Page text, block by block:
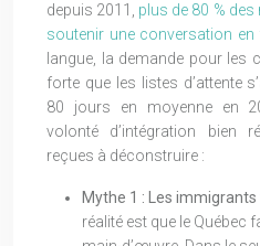
depuis 2011, plus de 80 %
soutenir une conversation en
langue, la demande pour
forte que les listes d’attente
80 jours en moyenne en
volonté d’intégration bien
reçues à déconstruire :
Mythe 1 : Les immigrants
réalité est que le Québec